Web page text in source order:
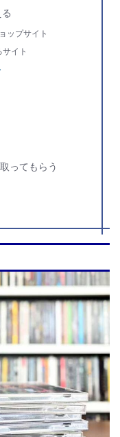
ップサイト
イト
ってもらう